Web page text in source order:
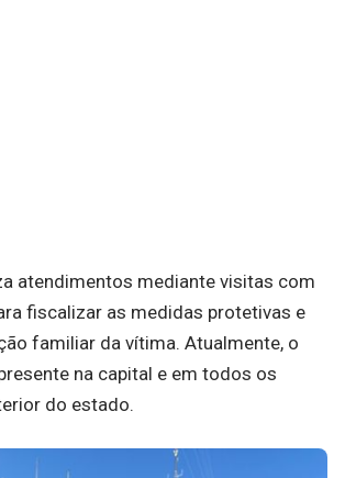
atendimentos mediante visitas com
fiscalizar as medidas protetivas e
familiar da vítima. Atualmente, o
na capital e em todos os
do estado.